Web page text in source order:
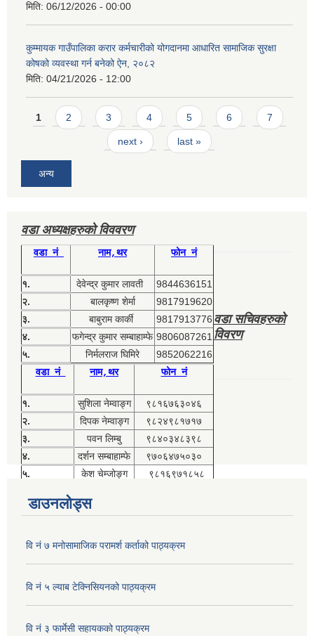
मिति: 06/12/2026 - 00:00
कुम्मायक गाउँपालिका करार कर्मचारीको योगदानमा आधारित सामाजिक सुरक्षा
कोषको व्यवस्था गर्न बनेको ऐन, २०८२
मिति: 04/21/2026 - 12:00
Pages
1 2 3 4 5 6 7
next › last »
अन्य
वडा अध्यक्षहरुको विववरण
वडा नं नाम,थर फोन नं
१. देवेन्द्र कुमार लावती
9844636151
२.
बालकृष्ण शेर्मा
9817919620
३.
बाबुराम कार्की
9817913776
४.
फगेन्द्र कुमार सम्बाहाम्फे 9806087261
५.
निर्मलराज घिमिरे 9852062216
वडा सचिवहरुको
विवरण
वडा नं नाम,थर फोन नं
१. सुशिला नेम्वाङ्ग
९८१६७६३०४६
२.
दिपक नेम्वाङ्ग
९८२४९८१७१७
३.
पवन लिम्बु
९८४०३४८३९८
४.
दर्शन सम्बाहाम्फे
९७०६४७५०३०
५.
केश चेम्जोङ्ग ९८१६९७१८५८
डाउनलोड्स
वि नं ७ मनोसामाजिक परामर्श कर्ताको पाठ्यक्रम
वि नं ५ ल्याब टेक्निसियनको पाठ्यक्रम
वि नं ३ फार्मेसी सहायकको पाठ्यक्रम